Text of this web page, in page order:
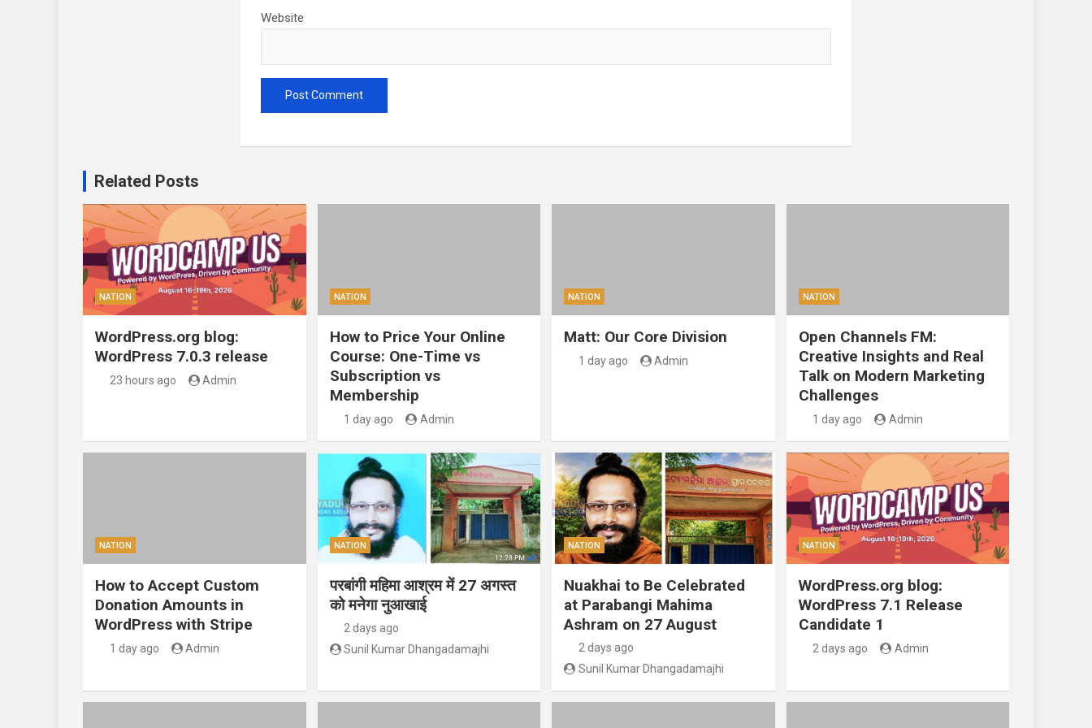
Website
Related Posts
NATION
WordPress.org blog:
WordPress 7.0.3 release
23 hours ago Admin
NATION
How to Price Your Online
Course: One-Time vs
Subscription vs
Membership
1 day ago Admin
NATION
Matt: Our Core Division
1 day ago Admin
NATION
Open Channels FM:
Creative Insights and Real
Talk on Modern Marketing
Challenges
1 day ago Admin
NATION
How to Accept Custom
Donation Amounts in
WordPress with Stripe
1 day ago Admin
NATION
परबांगी महिमा आश्रम में 27 अगस्त
को मनेगा नुआखाई
2 days ago
Sunil Kumar Dhangadamajhi
NATION
Nuakhai to Be Celebrated
at Parabangi Mahima
Ashram on 27 August
2 days ago
Sunil Kumar Dhangadamajhi
NATION
WordPress.org blog:
WordPress 7.1 Release
Candidate 1
2 days ago Admin